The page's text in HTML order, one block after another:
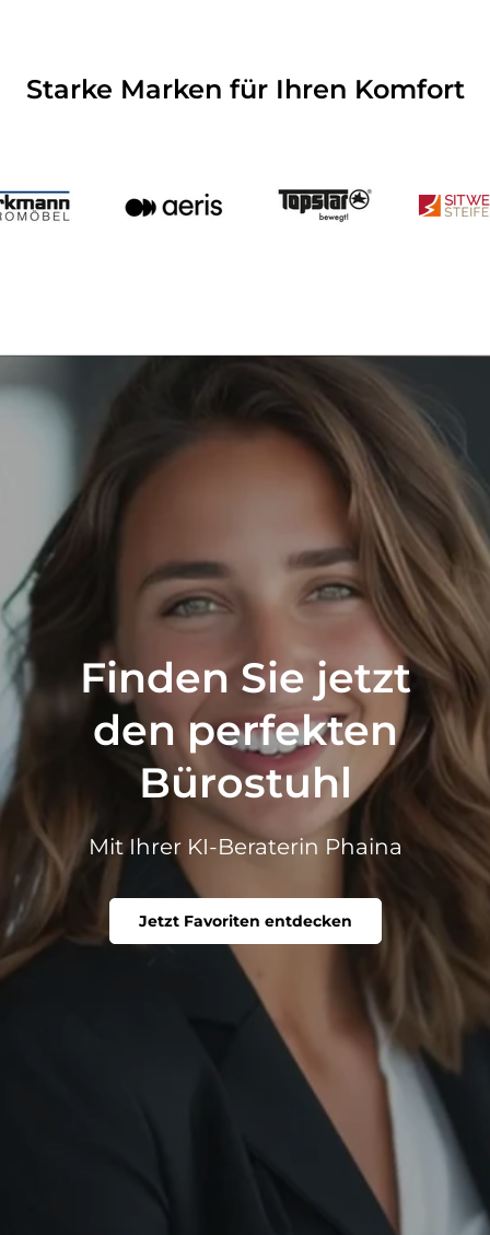
Starke Marken für Ihren Komfort
Finden Sie jetzt
den perfekten
Bürostuhl
Mit Ihrer KI-Beraterin Phaina
Jetzt Favoriten entdecken